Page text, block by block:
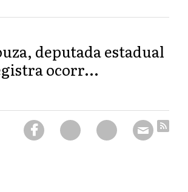
deputada estadual
ocorr...